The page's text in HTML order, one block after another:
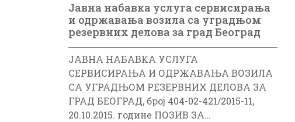
Јавна набавка услуга сервисирања
и одржавања возила са уградњом
резервних делова за град Београд
ЈАВНА НАБАВКА УСЛУГА
СЕРВИСИРАЊА И ОДРЖАВАЊА ВОЗИЛА
СА УГРАДЊОМ РЕЗЕРВНИХ ДЕЛОВА ЗА
ГРАД БЕОГРАД, број 404-02-421/2015-11,
20.10.2015. године ПОЗИВ ЗА…